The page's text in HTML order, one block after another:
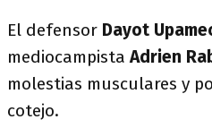
El defensor Dayot
mediocampistaAdrien
molestias musculares y
cotejo.